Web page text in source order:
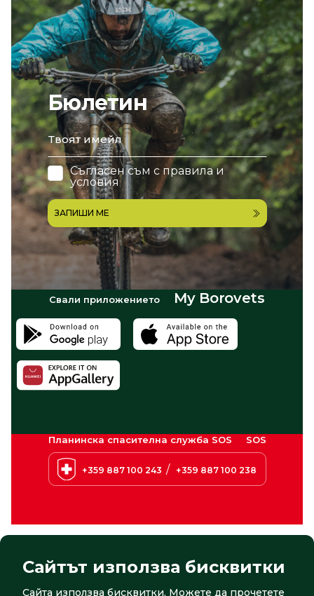
Бюлетин
email
Съгласен съм с правила и
условия
ЗАПИШИ МЕ
Свали приложението My Borovets
Планинска спасителна служба SOS SOS
+359 887 100 243 / +359 887 100 238
© 2026 Боровец. Всички права запазени Сайт от:СтудиоХ
Сайтът използва бисквитки
Сайта използва бисквитки. Можете да прочетете